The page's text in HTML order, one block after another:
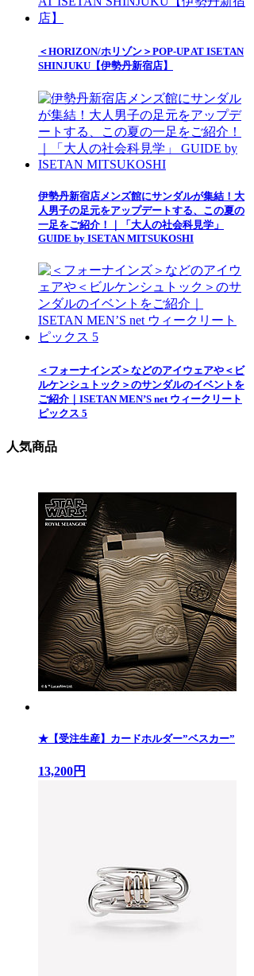
＜HORIZON/ホリゾン＞POP-UP AT ISETAN
SHINJUKU【伊勢丹新宿店】
伊勢丹新宿店メンズ館にサンダルが集結！大
人男子の足元をアップデートする、この夏の
一足をご紹介！｜「大人の社会科見学」
GUIDE by ISETAN MITSUKOSHI
＜フォーナインズ＞などのアイウェアや＜ビ
ルケンシュトック＞のサンダルのイベントを
ご紹介｜ISETAN MEN’S net ウィークリート
ピックス 5
人気商品
★【受注生産】カードホルダー”ベスカー”
13,200円